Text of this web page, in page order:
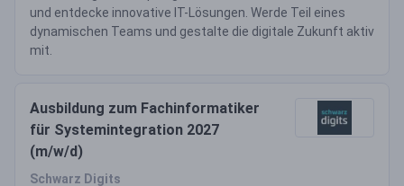
und entdecke innovative IT-Lösungen. Werde Teil eines
dynamischen Teams und gestalte die digitale Zukunft aktiv
mit.
Ausbildung zum Fachinformatiker
für Systemintegration 2027
(m/w/d)
Schwarz Digits